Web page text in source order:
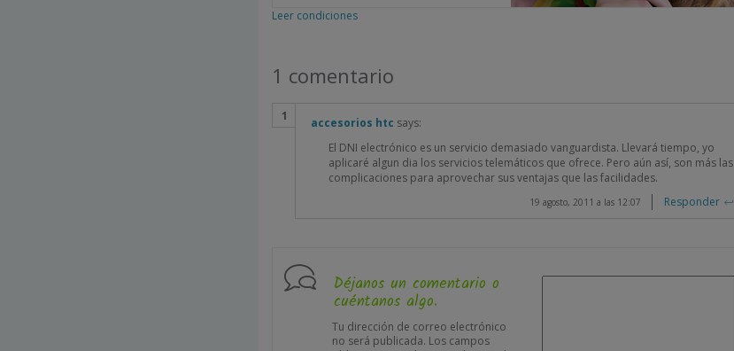
Leer condiciones
1 comentario
accesorios htc says:
19 agosto, 2011 a las 12:07
El DNI electrónico es un servicio demasiado vanguardista. Llevará tiempo, yo
aplicaré algun dia los servicios telemáticos que ofrece. Pero aún así, son más las
complicaciones para aprovechar sus ventajas que las facilidades.
Responder
Déjanos un comentario o
cuéntanos algo.
Tu dirección de correo electrónico
no será publicada. Los campos